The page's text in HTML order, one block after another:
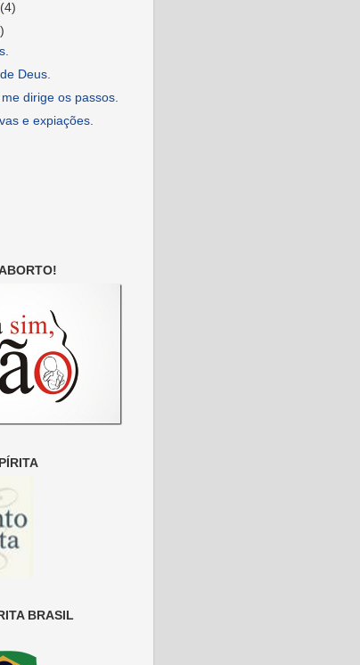
(4)
Deus.
dirige os passos.
e expiações.
BRASIL